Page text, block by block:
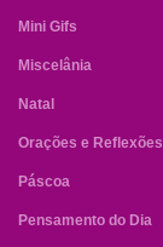
Mini Gifs
Miscelânia
Natal
Orações e Reflexões
Páscoa
Pensamento do Dia